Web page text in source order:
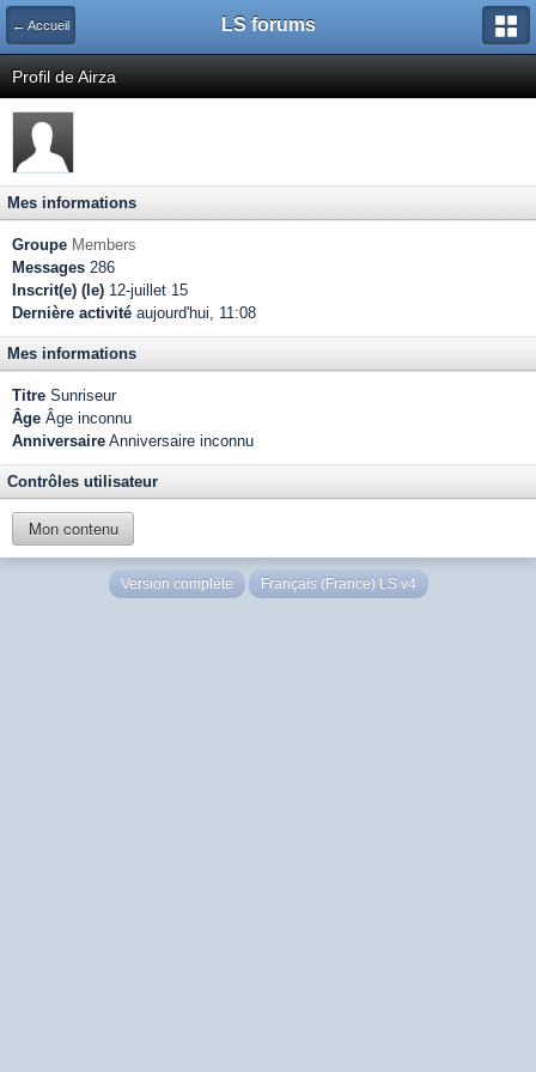
← Accueil LS forums
Profil de Airza
Mes informations
Groupe Members
Messages 286
Inscrit(e) (le) 12-juillet 15
Dernière activité aujourd'hui, 11:08
Mes informations
Titre Sunriseur
Âge Âge inconnu
Anniversaire Anniversaire inconnu
Contrôles utilisateur
Mon contenu
Version complète Français (France) LS v4